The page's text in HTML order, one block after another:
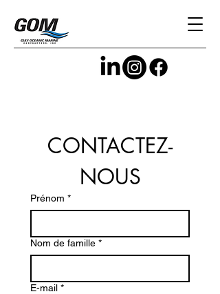
CONTACTEZ-
NOUS
Prénom *
Nom de famille *
E-mail *